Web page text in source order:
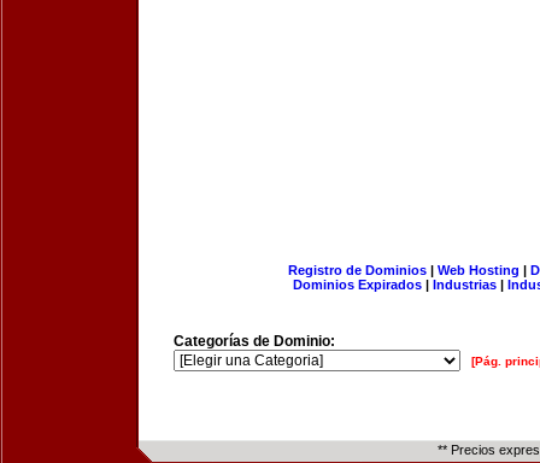
Registro de Dominios| Web Hosting |
Dominios Expirados | Industrias |
Categorías de Dominio:
[Pág.
** Precios